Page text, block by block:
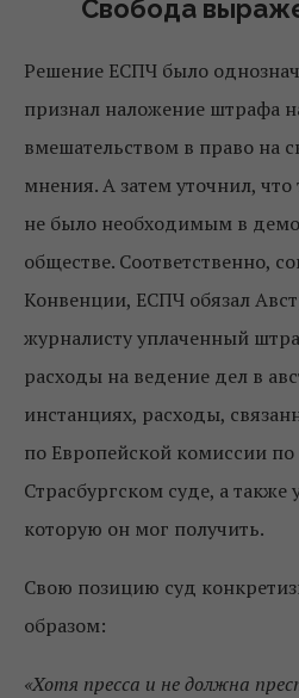
Свобода
Решение ЕСПЧ было
признал наложение штрафа
вмешательством в право на
мнения. А затем уточнил,
не было необходимым в
обществе. Соответственно,
Конвенции, ЕСПЧ обязал
журналисту уплаченный
расходы на ведение дел в
инстанциях, расходы,
по Европейской комиссии
Страсбургском суде, а
которую он мог получить.
Свою позицию суд
образом:
«Хотя пресса и не должна